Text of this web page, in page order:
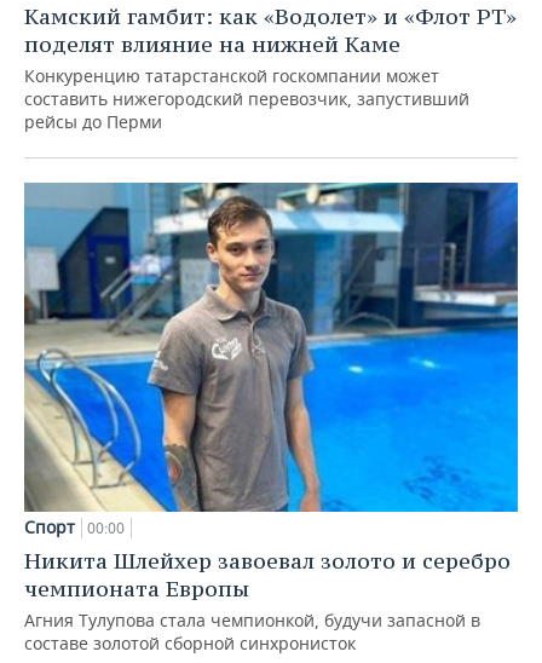
Камский гамбит: как «Водолет» и «Флот РТ»
поделят влияние на нижней Каме
Конкуренцию татарстанской госкомпании может
составить нижегородский перевозчик, запустивший
рейсы до Перми
Спорт 00:00
Никита Шлейхер завоевал золото и серебро
чемпионата Европы
Агния Тулупова стала чемпионкой, будучи запасной в
составе золотой сборной синхронисток